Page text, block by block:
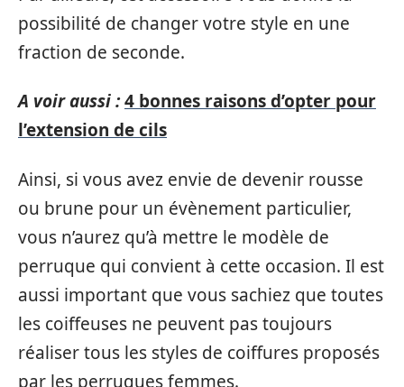
possibilité de changer votre style en une
fraction de seconde.
A voir aussi :4 bonnes raisons d’opter pour
l’extension de cils
Ainsi, si vous avez envie de devenir rousse
ou brune pour un évènement particulier,
vous n’aurez qu’à mettre le modèle de
perruque qui convient à cette occasion. Il est
aussi important que vous sachiez que toutes
les coiffeuses ne peuvent pas toujours
réaliser tous les styles de coiffures proposés
par les perruques femmes.